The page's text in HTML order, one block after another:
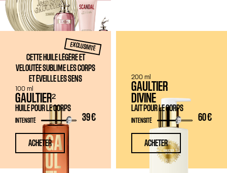
BAIN& CORPS
EXCLUSIVITÉ
CETTE HUILE LÉGÈRE ET
VELOUTÉE SUBLIME LES CORPS
ET ÉVEILLE LES SENS
GAULTIER²
HUILE POUR LE CORPS
39 €
INTENSITÉ
100 ml
ACHETER
GAULTIER
DIVINE
LAIT POUR LE CORPS
60 €
INTENSITÉ
200 ml
ACHETER